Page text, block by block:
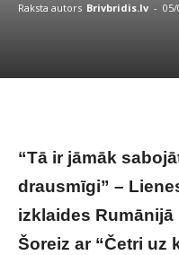
Raksta autors Brivbridis.lv - 05/
“Tā ir jāmāk
drausmīgi” –
izklaides
Šoreiz ar “Četri uz